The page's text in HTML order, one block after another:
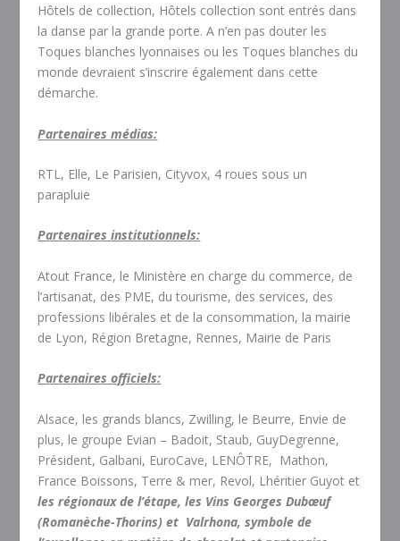
Hôtels de collection, Hôtels collection sont entrés dans
la danse par la grande porte. A n’en pas douter les
Toques blanches lyonnaises ou les Toques blanches du
monde devraient s’inscrire également dans cette
démarche.
Partenaires médias:
RTL, Elle, Le Parisien, Cityvox, 4 roues sous un
parapluie
Partenaires institutionnels:
Atout France, le Ministère en charge du commerce, de
l’artisanat, des PME, du tourisme, des services, des
professions libérales et de la consommation, la mairie
de Lyon, Région Bretagne, Rennes, Mairie de Paris
Partenaires officiels:
Alsace, les grands blancs, Zwilling, le Beurre, Envie de
plus, le groupe Evian – Badoit, Staub, GuyDegrenne,
Président, Galbani, EuroCave, LENÔTRE, Mathon,
France Boissons, Terre & mer, Revol, Lhéritier Guyot et
les régionaux de l’étape, les Vins Georges Dubœuf
(Romanèche-Thorins) et Valrhona, symbole de